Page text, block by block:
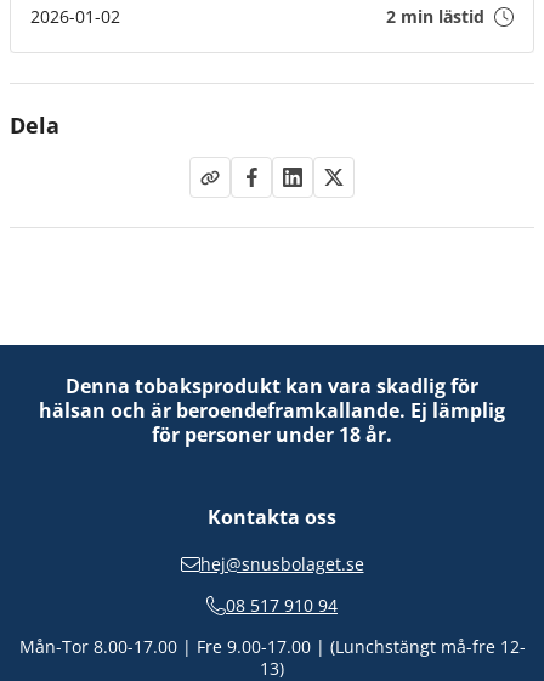
2026-01-02
2 min lästid
Dela
Denna tobaksprodukt kan vara skadlig för
hälsan och är beroendeframkallande. Ej lämplig
för personer under 18 år.
Kontakta oss
hej@snusbolaget.se
08 517 910 94
Mån-Tor 8.00-17.00 | Fre 9.00-17.00 | (Lunchstängt må-fre 12-
13)